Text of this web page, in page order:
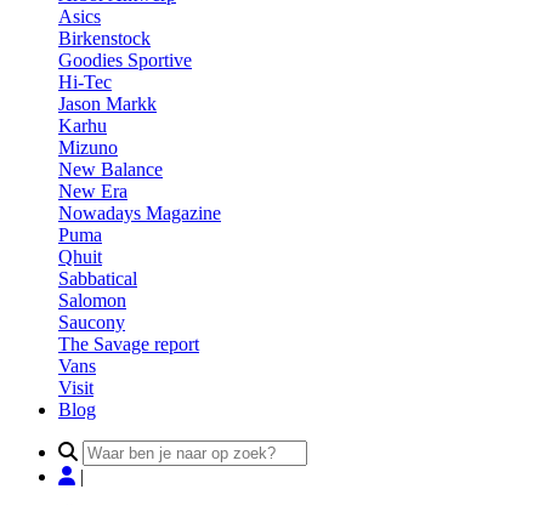
Asics
Birkenstock
Goodies Sportive
Hi-Tec
Jason Markk
Karhu
Mizuno
New Balance
New Era
Nowadays Magazine
Puma
Qhuit
Sabbatical
Salomon
Saucony
The Savage report
Vans
Visit
Blog
Search
for:
|